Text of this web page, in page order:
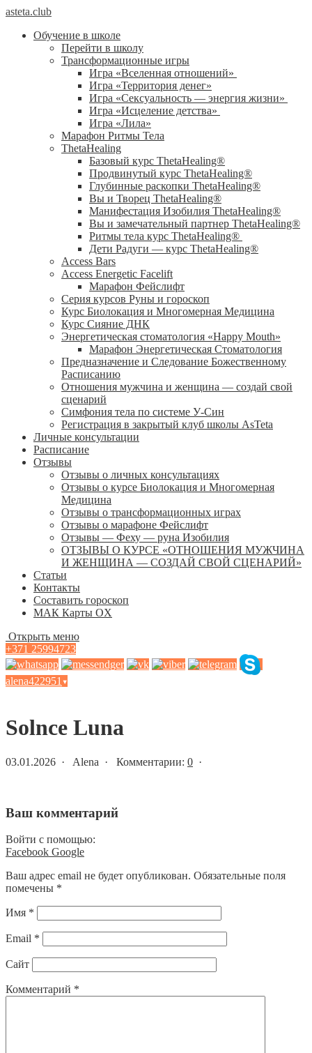
asteta.club
Обучение в школе
Перейти в школу
Трансформационные игры
Игра «Вселенная отношений»
Игра «Территория денег»
Игра «Сексуальность — энергия жизни»
Игра «Исцеление детства»
Игра «Лила»
Марафон Ритмы Тела
ThetaHealing
Базовый курс ThetaHealing®
Продвинутый курс ThetaHealing®
Глубинные раскопки ThetaHealing®
Вы и Творец ThetaHealing®
Манифестация Изобилия ThetaHealing®
Вы и замечательный партнер ThetaHealing®
Ритмы тела курс ThetaHealing®
Дети Радуги — курс ThetaHealing®
Access Bars
Access Energetic Facelift
Марафон Фейслифт
Серия курсов Руны и гороскоп
Курс Биолокация и Многомерная Медицина
Курс Сияние ДНК
Энергетическая стоматология «Happy Mouth»
Марафон Энергетическая Cтоматология
Предназначение и Следование Божественному
Расписанию
Отношения мужчина и женщина — создай свой
сценарий
Симфония тела по системе У-Син
Регистрация в закрытый клуб школы AsTeta
Личные консультации
Расписание
Отзывы
Отзывы о личных консультациях
Отзывы о курсе Биолокация и Многомерная
Медицина
Отзывы о трансформационных играх
Отзывы о марафоне Фейслифт
Отзывы — Феху — руна Изобилия
ОТЗЫВЫ О КУРСЕ «ОТНОШЕНИЯ МУЖЧИНА
И ЖЕНЩИНА — СОЗДАЙ СВОЙ СЦЕНАРИЙ»
Статьи
Контакты
Составить гороскоп
МАК Карты OХ
Открыть меню
+371 25994723
alena422951 ▾
Solnce Luna
03.01.2026 · Alena · Комментарии: 0 ·
Ваш комментарий
Войти с помощью:
Facebook Google
Ваш адрес email не будет опубликован. Обязательные поля
помечены *
Имя *
Email *
Сайт
Комментарий *